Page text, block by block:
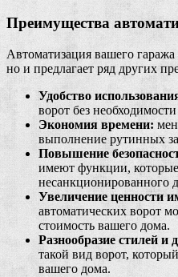
Преимущества
Автоматизация вашего гаража
но и предлагает ряд других
Удобство
ворот без
Экономия времени:
выполнение рутинных
Повышение
имеют функции,
несанкционированного
Увеличение ценности
автоматических ворот
стоимость вашего дома.
Разнообразие стилей и
такой вид ворот,
вашего дома.